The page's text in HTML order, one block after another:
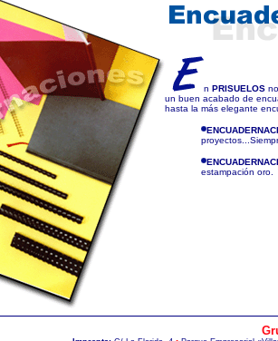
n PRISUELOS
un buen acabado de
hasta la más elegante
estampación oro.